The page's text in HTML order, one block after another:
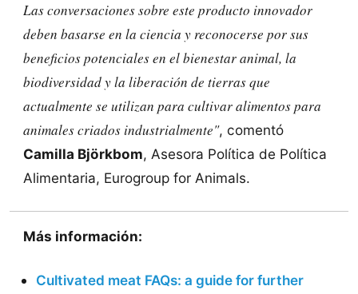
Las conversaciones sobre este producto innovador
deben basarse en la ciencia y reconocerse por sus
beneficios potenciales en el bienestar animal, la
biodiversidad y la liberación de tierras que
actualmente se utilizan para cultivar alimentos para
animales criados industrialmente", comentó
Camilla Björkbom, Asesora Política de Política
Alimentaria, Eurogroup for Animals.
Más información:
Cultivated meat FAQs: a guide for further